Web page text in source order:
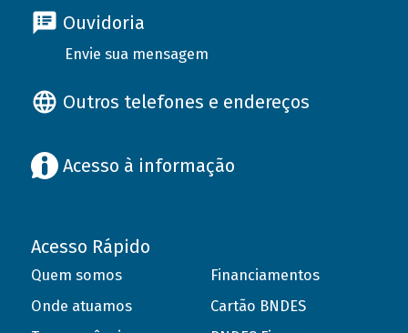
Ouvidoria
Envie sua mensagem
Outros telefones e endereços
Acesso à informação
Acesso Rápido
Quem somos
Onde atuamos
Financiamentos
Cartão BNDES